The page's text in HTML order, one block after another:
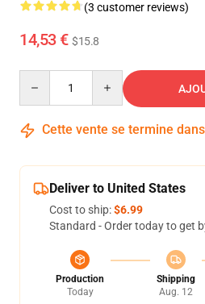
(3 customer reviews)
14,53 € $15.8
Cette vente se termine dans
Deliver to United States
Cost to ship:$6.99
Standard - Order today to get
Production
Today
Shipping
Aug. 12